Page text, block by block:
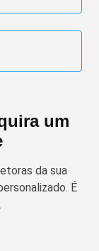
um
da sua
É